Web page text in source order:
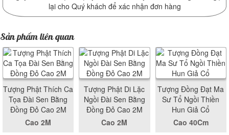
lại cho Quý khách để xác nhận đơn hàng
Sản phẩm liên quan
Tượng Phật Thích Ca
Tọa Đài Sen Bằng
Đồng Đỏ Cao 2M
Cao 2M
Tượng Phật Di Lặc
Ngồi Đài Sen Bằng
Đồng Đỏ Cao 2M
Cao 2M
Tượng Đồng Đạt Ma
Sư Tổ Ngồi Thiền
Hun Giả Cổ
Cao 40Cm